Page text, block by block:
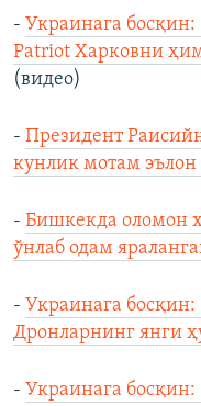
- Украинага босқин:
Patriot Харковни
(видео)
- Президент
кунлик мотам
- Бишкекда оломон
ўнлаб одам
- Украинага
Дронларнинг янги
- Украинага